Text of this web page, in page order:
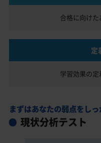
合格に向け
定
学習効果の定
まずはあなたの弱点をし
現状分析テスト